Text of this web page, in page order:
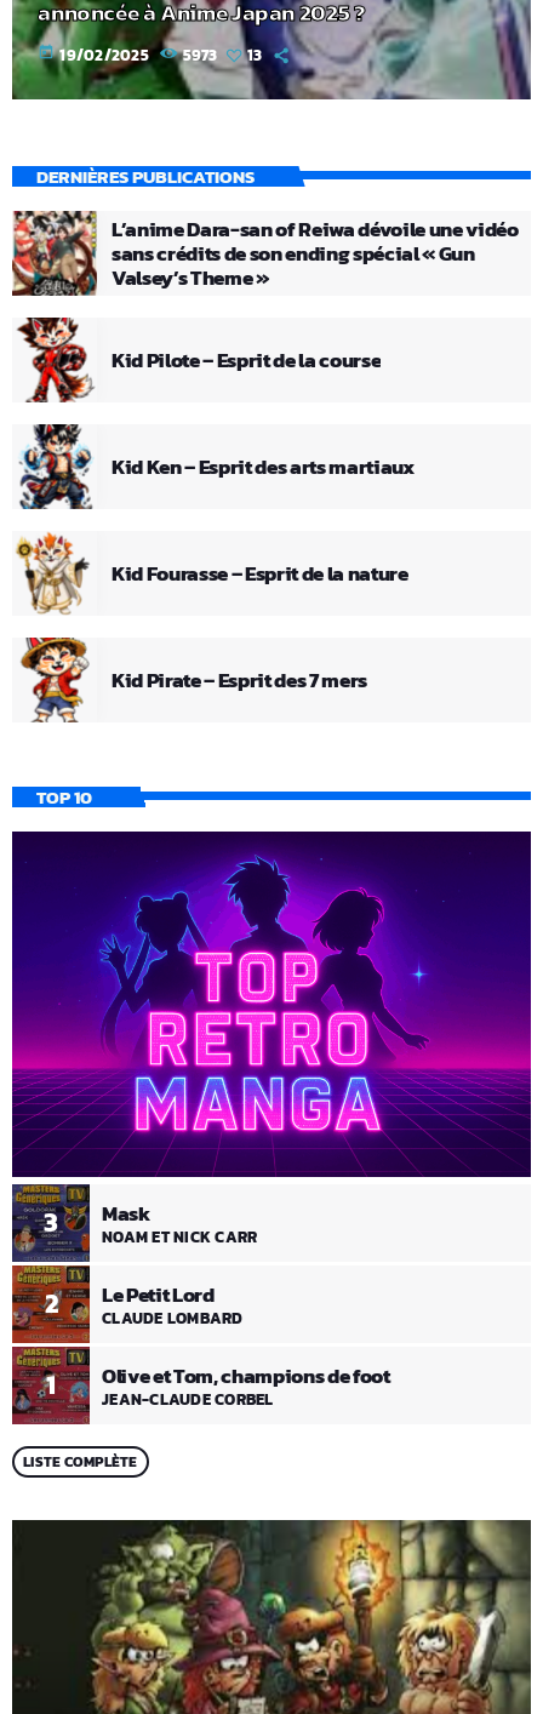
annoncée à Anime Japan 2025 ?
today 19/02/2025 5973 13
DERNIÈRES PUBLICATIONS
L’anime Dara-san of Reiwa dévoile une vidéo
sans crédits de son ending spécial « Gun
Valsey’s Theme »
Kid Pilote – Esprit de la course
Kid Ken – Esprit des arts martiaux
Kid Fourasse – Esprit de la nature
Kid Pirate – Esprit des 7 mers
TOP 10
1 Olive et Tom, champions de foot
JEAN-CLAUDE CORBEL
2 Le Petit Lord
CLAUDE LOMBARD
3 Mask
NOAM ET NICK CARR
LISTE COMPLÈTE